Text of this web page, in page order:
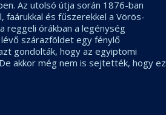
Az utolsó útja során 1876-ban
faárukkal és fűszerekkel a Vörös-
reggeli órákban a legénység
szárazföldet egy fénylő
gondolták, hogy az egyiptomi
akkor még nem is sejtették, hogy ez